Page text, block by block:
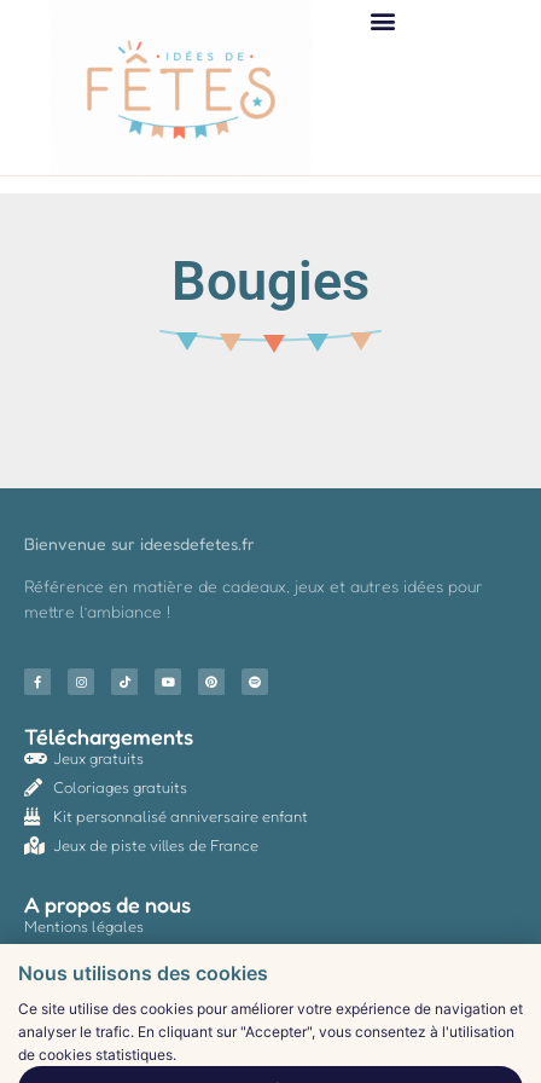
Bougies
Bienvenue sur ideesdefetes.fr
Référence en matière de cadeaux, jeux et autres idées pour
mettre l’ambiance !
Téléchargements
Jeux gratuits
Coloriages gratuits
Kit personnalisé anniversaire enfant
Jeux de piste villes de France
A propos de nous
Mentions légales
CGV
Contact
Nous utilisons des cookies
Ce site utilise des cookies pour améliorer votre expérience de navigation et
analyser le trafic. En cliquant sur "Accepter", vous consentez à l'utilisation
de cookies statistiques.